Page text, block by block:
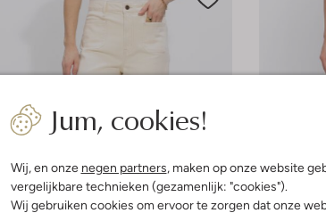
Jum, cookies!
Wij, en onze negen partners, maken op onze website
vergelijkbare technieken (gezamenlijk: "cookies").
Wij gebruiken cookies om ervoor te zorgen dat onze